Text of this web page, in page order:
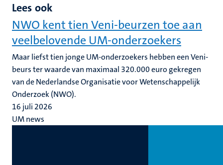
Lees ook
NWO kent tien Veni-beurzen toe aan
veelbelovende UM-onderzoekers
Maar liefst tien jonge UM-onderzoekers hebben een Veni-
beurs ter waarde van maximaal 320.000 euro gekregen
van de Nederlandse Organisatie voor Wetenschappelijk
Onderzoek (NWO).
16 juli 2026
UM news